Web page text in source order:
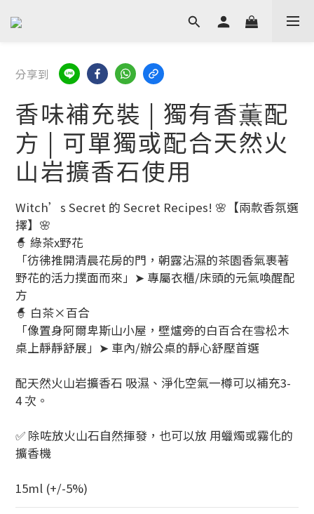
分享到
香味補充裝 | 獨有香薫配
方 | 可單獨或配合天然火
山岩擴香石使用
Witch’s Secret 的 Secret Recipes! 🌸【兩款香氛選
擇】🌸
🧙 綠茶x野花
「彷彿推開清晨花房的門，朝露沾濕的茶園香氣裹著
野花的活力撲面而來」➤ 專屬衣櫃/床頭的元氣喚醒配
方
🧙 白茶×百合
「像置身阿爾卑斯山小屋，壁爐旁的白百合在雪松木
桌上靜靜舒展」➤ 車內/辦公桌的靜心舒壓首選
配天然火山岩擴香石 吸濕、淨化空氣一樽可以補充3-
4 次。
✅ 除咗放火山石自然揮發，也可以放 用蠟燭或霧化的
擴香機
15ml (+/-5%)